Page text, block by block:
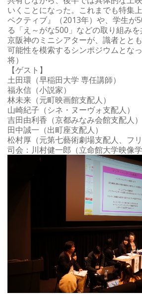
いくことになった。これまでも特集
ペクティブ』（2013年）や、学生が
る「え～がな500」などの取り組み
京阪神のミニシアターが、識者とと
可能性を模索するシンポジウムとな
将）
【ゲスト】
土田環（早稲田大学 専任講師）
福永信（小説家）
林未来（元町映画館支配人）
山崎紀子（シネ・ヌーヴォ支配人）
吉田由利香（京都みなみ会館支配人）
田中誠一（出町座支配人）
松村厚（元第七藝術劇場支配人、フリ
司会：川村健一郎（立命館大学映像学